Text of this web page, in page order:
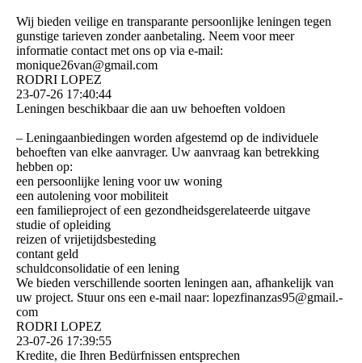
Wij bieden veilige en transparante persoonlijke leningen tegen
gunstige tarieven zonder aanbetaling. Neem voor meer
informatie contact met ons op via e-mail:
monique26van@gmail.com
RODRI LOPEZ
23-07-26 17:40:44
Leningen beschikbaar die aan uw behoeften voldoen
– Leningaanbiedingen worden afgestemd op de individuele
behoeften van elke aanvrager. Uw aanvraag kan betrekking
hebben op:
een persoonlijke lening voor uw woning
een autolening voor mobiliteit
een familieproject of een gezondheidsgerelateerde uitgave
studie of opleiding
reizen of vrijetijdsbesteding
contant geld
schuldconsolidatie of een lening
We bieden verschillende soorten leningen aan, afhankelijk van
uw project. Stuur ons een e-mail naar: lopezfinanzas95@­gmail.­
com
RODRI LOPEZ
23-07-26 17:39:55
Kredite, die Ihren Bedürfnissen entsprechen